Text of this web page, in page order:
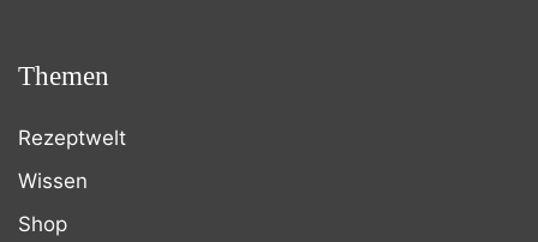
Themen
Rezeptwelt
Wissen
Shop